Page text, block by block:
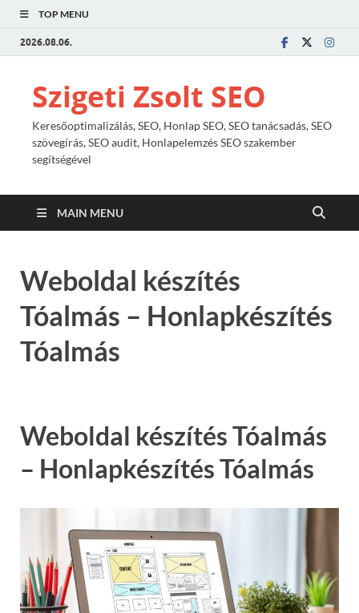
TOP MENU
2026.08.06.
Szigeti Zsolt SEO
Keresőoptimalizálás, SEO, Honlap SEO, SEO tanácsadás, SEO
szövegírás, SEO audit, Honlapelemzés SEO szakember
segítségével
MAIN MENU
Weboldal készítés
Tóalmás – Honlapkészítés
Tóalmás
Weboldal készítés Tóalmás
– Honlapkészítés Tóalmás